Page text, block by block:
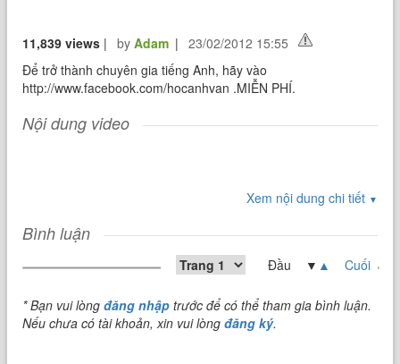
11,839 views | byAdam |
23/02/2012 15:55
Để trở thành chuyên gia tiếng Anh, hãy vào
http://www.facebook.com/hocanhvan .MIỄN PHÍ.
Nội dung video
Xem nội dung chi tiết ▼
Bình luận
Đầu ▼ ▲ Cuối
* Bạn vui lòngđăng nhập trước để có thể tham gia bình luận.
Nếu chưa có tài khoản, xin vui lòngđăng ký.